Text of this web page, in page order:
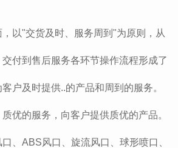
以"交货及时、服务周到"为原则，从
付到售后服务各环节操作流程形成了
户及时提供..的产品和周到的服务。
优的服务，向客户提供质优的产品。
、ABS风口、旋流风口、球形喷口、